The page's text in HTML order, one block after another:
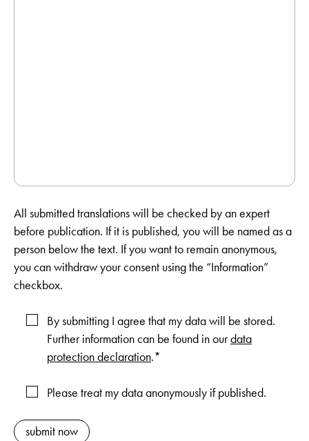
All submitted translations will be checked by an expert
before publication. If it is published, you will be named as a
person below the text. If you want to remain anonymous,
you can withdraw your consent using the “Information”
checkbox.
By submitting I agree that my data will be stored.
Further information can be found in ourdata
protection declaration.*
Please treat my data anonymously if published.